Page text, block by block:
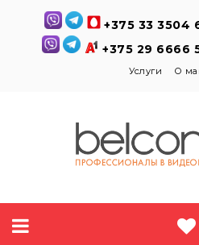
+375 33 3504
+375 29 6666
Услуги
О